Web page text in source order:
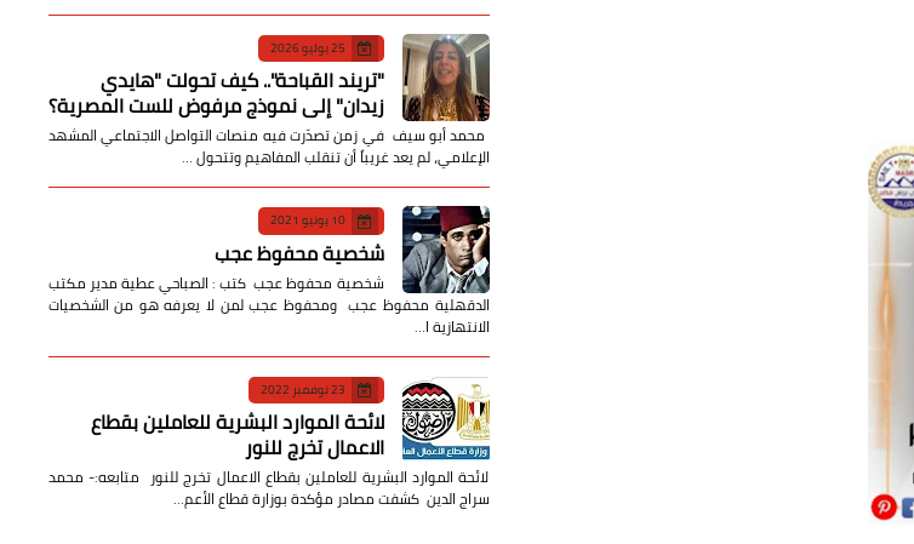
25 يوليو 2026
​"تريند القباحة".. كيف تحولت "هايدي
زيدان" إلى نموذج مرفوض للست المصرية؟
​ محمد أبو سيف ​في زمن تصدّرت فيه منصات التواصل الاجتماعي المشهد
الإعلامي، لم يعد غريباً أن تنقلب المفاهيم وتتحول …
10 يونيو 2021
شخصية محفوظ عجب
شخصية محفوظ عجب كتب : الصباحي عطية مدير مكتب
الدقهلية محفوظ عجب ومحفوظ عجب لمن لا يعرفه هو من الشخصيات
الانتهازية ا…
23 نوفمبر 2022
لائحة الموارد البشرية للعاملين بقطاع
الاعمال تخرج للنور
لائحة الموارد البشرية للعاملين بقطاع الاعمال تخرج للنور متابعه:- محمد
سراج الدين كشفت مصادر مؤكدة بوزارة قطاع الأعم…